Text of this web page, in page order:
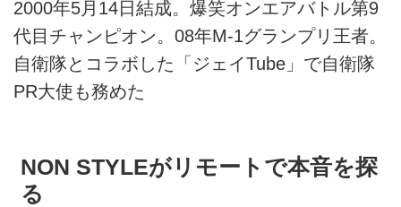
2000年5月14日結成。爆笑オンエアバトル第9
代目チャンピオン。08年M-1グランプリ王者。
自衛隊とコラボした「ジェイTube」で自衛隊
PR大使も務めた
NON STYLEがリモートで本音を探
る